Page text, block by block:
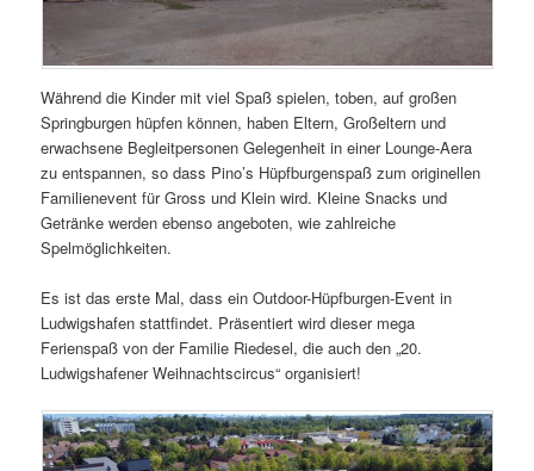
Während die Kinder mit viel Spaß spielen, toben, auf großen
Springburgen hüpfen können, haben Eltern, Großeltern und
erwachsene Begleitpersonen Gelegenheit in einer Lounge-Aera
zu entspannen, so dass Pino’s Hüpfburgenspaß zum originellen
Familienevent für Gross und Klein wird. Kleine Snacks und
Getränke werden ebenso angeboten, wie zahlreiche
Spelmöglichkeiten.
Es ist das erste Mal, dass ein Outdoor-Hüpfburgen-Event in
Ludwigshafen stattfindet. Präsentiert wird dieser mega
Ferienspaß von der Familie Riedesel, die auch den „20.
Ludwigshafener Weihnachtscircus“ organisiert!